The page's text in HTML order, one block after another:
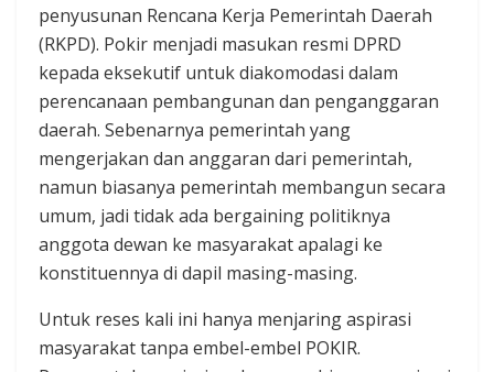
penyusunan Rencana Kerja Pemerintah Daerah
(RKPD). Pokir menjadi masukan resmi DPRD
kepada eksekutif untuk diakomodasi dalam
perencanaan pembangunan dan penganggaran
daerah. Sebenarnya pemerintah yang
mengerjakan dan anggaran dari pemerintah,
namun biasanya pemerintah membangun secara
umum, jadi tidak ada bergaining politiknya
anggota dewan ke masyarakat apalagi ke
konstituennya di dapil masing-masing.
Untuk reses kali ini hanya menjaring aspirasi
masyarakat tanpa embel-embel POKIR.